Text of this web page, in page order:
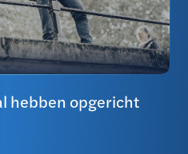
hebben opgericht